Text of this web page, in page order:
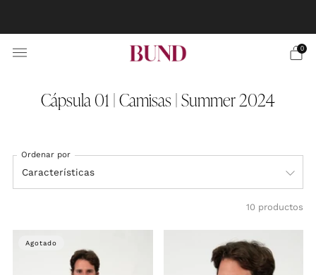
0
Cápsula 01 | Camisas | Summer 2024
Ordenar por
10 productos
Agotado